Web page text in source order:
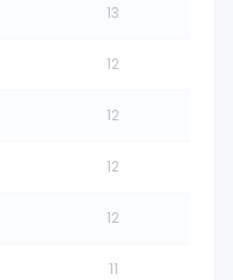
13
12
12
12
12
11